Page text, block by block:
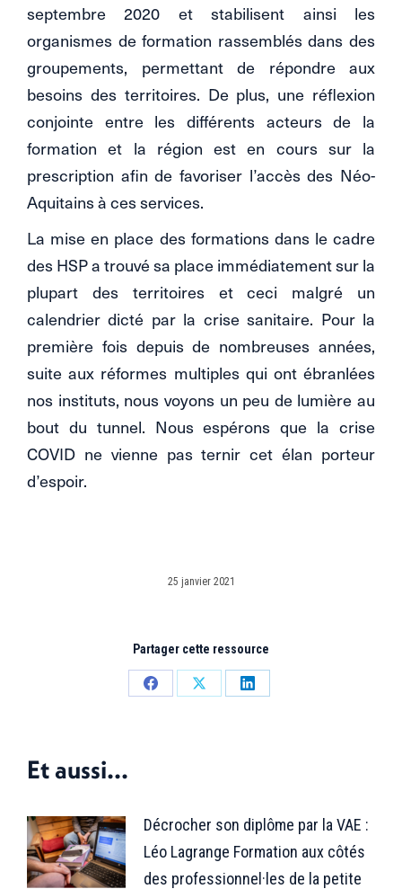
septembre 2020 et stabilisent ainsi les
organismes de formation rassemblés dans des
groupements, permettant de répondre aux
besoins des territoires. De plus, une réflexion
conjointe entre les différents acteurs de la
formation et la région est en cours sur la
prescription afin de favoriser l’accès des Néo-
Aquitains à ces services.
La mise en place des formations dans le cadre
des HSP a trouvé sa place immédiatement sur la
plupart des territoires et ceci malgré un
calendrier dicté par la crise sanitaire. Pour la
première fois depuis de nombreuses années,
suite aux réformes multiples qui ont ébranlées
nos instituts, nous voyons un peu de lumière au
bout du tunnel. Nous espérons que la crise
COVID ne vienne pas ternir cet élan porteur
d’espoir.
25 janvier 2021
Partager cette ressource
PartagerPartagerPartager
Et aussi...
Décrocher son diplôme par la VAE :
Léo Lagrange Formation aux côtés
des professionnel·les de la petite